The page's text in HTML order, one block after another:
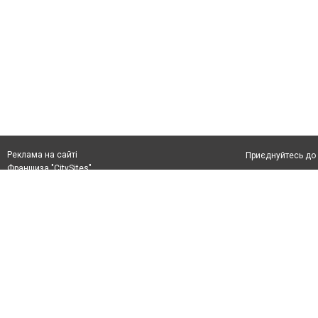
Реклама на сайті
Франшиза "CitySites"
Приєднуйтесь до